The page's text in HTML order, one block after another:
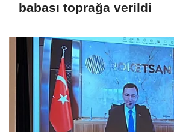
babası toprağa verildi